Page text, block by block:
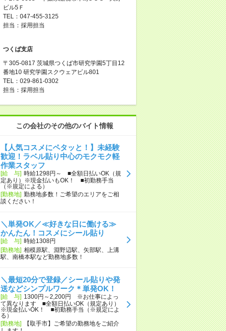
ビル5Ｆ
TEL：047-455-3125
担当：採用担当
つくば支店
〒305-0817 茨城県つくば市研究学園5丁目12
番地10 研究学園スクウェアビル801
TEL：029-861-0302
担当：採用担当
この会社のその他のバイト情報
【人気コスメにペタッと！】未経験
歓迎！ラベル貼り中心のモクモク軽
作業スタッフ
[給 与] 時給1298円～ ■全額日払いOK（規
定あり）※現金払いもOK！ ■初勤務手当
（※規定による）
[勤務地] 勤務地多数！ご希望のエリアをご相
談ください！
＼単発OK／≪好きな日に働ける≫
かんたん！コスメにシール貼り
[給 与] 時給1308円
[勤務地] 相模原駅、淵野辺駅、矢部駅、上溝
駅、南橋本駅など勤務地多数！
＼最短20分で登録／シール貼りや発
送などシンプルワーク＊単発OK！
[給 与] 1300円～2,200円 ※お仕事によっ
て異なります ■全額日払いOK（規定あり）
※現金払いOK！ ■初勤務手当（※規定によ
る）
[勤務地]
【取手市】ご希望の勤務地をご紹介